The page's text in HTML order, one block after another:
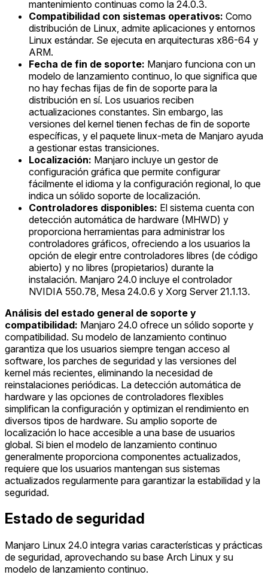
mantenimiento continuas como la 24.0.3.
Compatibilidad con sistemas operativos: Como
distribución de Linux, admite aplicaciones y entornos
Linux estándar. Se ejecuta en arquitecturas x86-64 y
ARM.
Fecha de fin de soporte: Manjaro funciona con un
modelo de lanzamiento continuo, lo que significa que
no hay fechas fijas de fin de soporte para la
distribución en sí. Los usuarios reciben
actualizaciones constantes. Sin embargo, las
versiones del kernel tienen fechas de fin de soporte
específicas, y el paquete linux-meta de Manjaro ayuda
a gestionar estas transiciones.
Localización: Manjaro incluye un gestor de
configuración gráfica que permite configurar
fácilmente el idioma y la configuración regional, lo que
indica un sólido soporte de localización.
Controladores disponibles: El sistema cuenta con
detección automática de hardware (MHWD) y
proporciona herramientas para administrar los
controladores gráficos, ofreciendo a los usuarios la
opción de elegir entre controladores libres (de código
abierto) y no libres (propietarios) durante la
instalación. Manjaro 24.0 incluye el controlador
NVIDIA 550.78, Mesa 24.0.6 y Xorg Server 21.1.13.
Análisis del estado general de soporte y
compatibilidad: Manjaro 24.0 ofrece un sólido soporte y
compatibilidad. Su modelo de lanzamiento continuo
garantiza que los usuarios siempre tengan acceso al
software, los parches de seguridad y las versiones del
kernel más recientes, eliminando la necesidad de
reinstalaciones periódicas. La detección automática de
hardware y las opciones de controladores flexibles
simplifican la configuración y optimizan el rendimiento en
diversos tipos de hardware. Su amplio soporte de
localización lo hace accesible a una base de usuarios
global. Si bien el modelo de lanzamiento continuo
generalmente proporciona componentes actualizados,
requiere que los usuarios mantengan sus sistemas
actualizados regularmente para garantizar la estabilidad y la
seguridad.
Estado de seguridad
Manjaro Linux 24.0 integra varias características y prácticas
de seguridad, aprovechando su base Arch Linux y su
modelo de lanzamiento continuo.